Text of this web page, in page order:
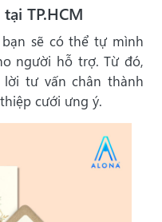
TP.HCM
bạn sẽ có thể tự mình
người hỗ trợ. Từ đó,
tư vấn chân thành
cưới ưng ý.